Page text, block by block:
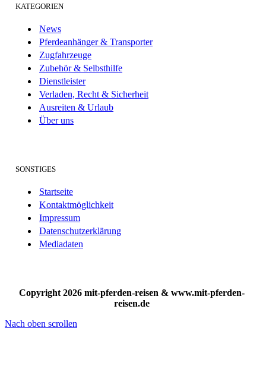
KATEGORIEN
News
Pferdeanhänger & Transporter
Zugfahrzeuge
Zubehör & Selbsthilfe
Dienstleister
Verladen, Recht & Sicherheit
Ausreiten & Urlaub
Über uns
SONSTIGES
Startseite
Kontaktmöglichkeit
Impressum
Datenschutzerklärung
Mediadaten
Copyright 2026 mit-pferden-reisen & www.mit-pferden-
reisen.de
Nach oben scrollen